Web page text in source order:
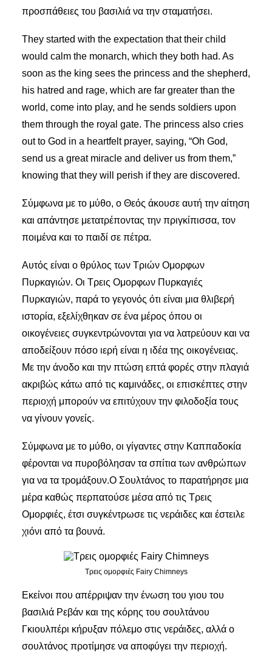
προσπάθειες του βασιλιά να την σταματήσει.
They started with the expectation that their child
would calm the monarch, which they both had. As
soon as the king sees the princess and the shepherd,
his hatred and rage, which are far greater than the
world, come into play, and he sends soldiers upon
them through the royal gate. The princess also cries
out to God in a heartfelt prayer, saying, “Oh God,
send us a great miracle and deliver us from them,”
knowing that they will perish if they are discovered.
Σύμφωνα με το μύθο, ο Θεός άκουσε αυτή την αίτηση
και απάντησε μετατρέποντας την πριγκίπισσα, τον
ποιμένα και το παιδί σε πέτρα.
Αυτός είναι ο θρύλος των Τριών Ομορφων
Πυρκαγιών. Οι Τρεις Ομορφων Πυρκαγιές
Πυρκαγιών, παρά το γεγονός ότι είναι μια θλιβερή
ιστορία, εξελίχθηκαν σε ένα μέρος όπου οι
οικογένειες συγκεντρώνονται για να λατρεύουν και να
αποδείξουν πόσο ιερή είναι η ιδέα της οικογένειας.
Με την άνοδο και την πτώση επτά φορές στην πλαγιά
ακριβώς κάτω από τις καμινάδες, οι επισκέπτες στην
περιοχή μπορούν να επιτύχουν την φιλοδοξία τους
να γίνουν γονείς.
Σύμφωνα με το μύθο, οι γίγαντες στην Καππαδοκία
φέρονται να πυροβόλησαν τα σπίτια των ανθρώπων
για να τα τρομάξουν.Ο Σουλτάνος το παρατήρησε μια
μέρα καθώς περπατούσε μέσα από τις Τρεις
Ομορφιές, έτσι συγκέντρωσε τις νεράιδες και έστειλε
χιόνι από τα βουνά.
Τρεις ομορφιές Fairy Chimneys
Εκείνοι που απέρριψαν την ένωση του γιου του
βασιλιά Ρεβάν και της κόρης του σουλτάνου
Γκιουλπέρι κήρυξαν πόλεμο στις νεράιδες, αλλά ο
σουλτάνος προτίμησε να αποφύγει την περιοχή.